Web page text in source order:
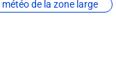
de la zone large